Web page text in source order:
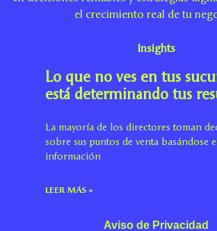
el crecimiento real de tu
Insights
Lo que no ves en tus
está determinando tus
La mayoría de los directores toman
sobre sus puntos de venta basándose
información
LEER MÁS »
Aviso de Privacidad